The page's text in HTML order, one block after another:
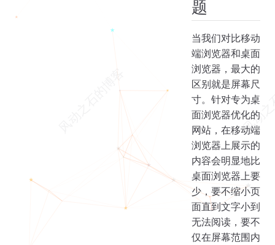
题
当我们对比移动
端浏览器和桌面
浏览器，最大的
区别就是屏幕尺
寸。针对专为桌
面浏览器优化的
网站，在移动端
浏览器上展示的
内容会明显地比
桌面浏览器上要
少，要不缩小页
面直到文字小到
无法阅读，要不
仅在屏幕范围内